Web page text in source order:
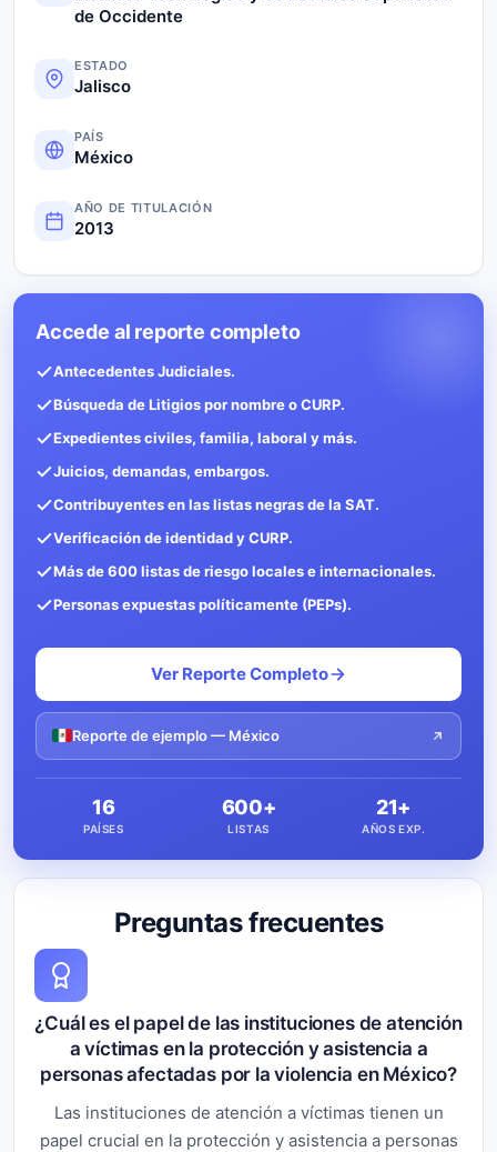
de Occidente
ESTADO
Jalisco
PAÍS
México
AÑO DE TITULACIÓN
2013
Preguntas frecuentes
¿Cuál es el papel de las instituciones de atención
a víctimas en la protección y asistencia a
personas afectadas por la violencia en México?
Las instituciones de atención a víctimas tienen un
papel crucial en la protección y asistencia a personas
Accede al reporte completo
Antecedentes Judiciales.
Búsqueda de Litigios por nombre o CURP.
Expedientes civiles, familia, laboral y más.
Juicios, demandas, embargos.
Contribuyentes en las listas negras de la SAT.
Verificación de identidad y CURP.
Más de 600 listas de riesgo locales e internacionales.
Personas expuestas políticamente (PEPs).
Ver Reporte Completo
Reporte de ejemplo — México
16
PAÍSES
600+
LISTAS
21+
AÑOS EXP.